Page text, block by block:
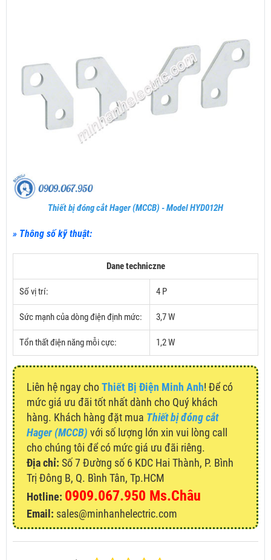
Thiết bị đóng cắt Hager (MCCB) - Model HYD012H
» Thông số kỹ thuật:
Dane techniczne
Số vị trí: 4 P
Sức mạnh của dòng điện định mức: 3,7 W
Tổn thất điện năng mỗi cực: 1,2 W
Liên hệ ngay choThiết Bị Điện Minh Anh! Để có
mức giá ưu đãi tốt nhất dành cho Quý khách
hàng. Khách hàng đặt mua Thiết bị đóng cắt
Hager (MCCB) với số lượng lớn xin vui lòng call
cho chúng tôi để có mức giá ưu đãi riêng.
Địa chỉ: Số 7 Đường số 6 KDC Hai Thành, P. Bình
Trị Đông B, Q. Bình Tân, Tp.HCM
Hotline: 0909.067.950 Ms.Châu
Email: sales@minhanhelectric.com